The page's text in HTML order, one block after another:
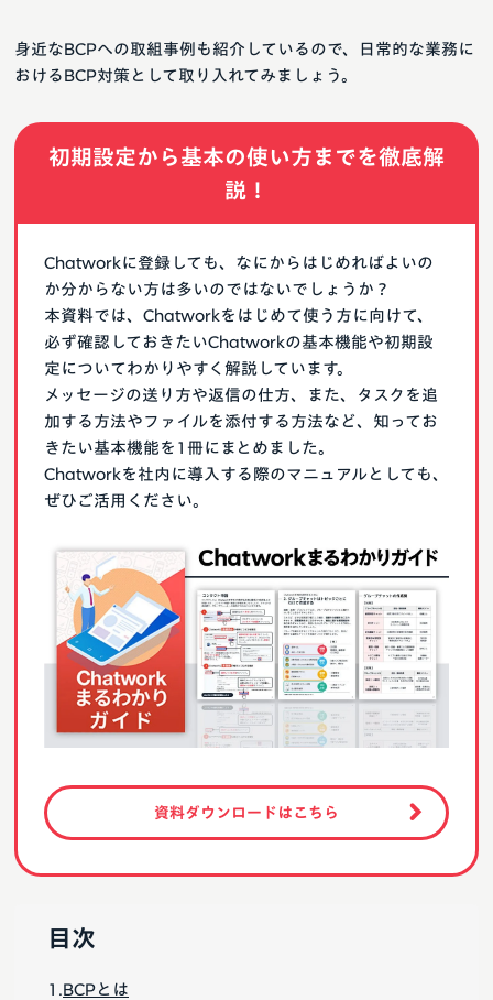
身近なBCPへの取組事例も紹介しているので、日常的な業務に
おけるBCP対策として取り入れてみましょう。
初期設定から基本の使い方までを徹底解
説！
Chatworkに登録しても、なにからはじめればよいの
か分からない方は多いのではないでしょうか？
本資料では、Chatworkをはじめて使う方に向けて、
必ず確認しておきたいChatworkの基本機能や初期設
定についてわかりやすく解説しています。
メッセージの送り方や返信の仕方、また、タスクを追
加する方法やファイルを添付する方法など、知ってお
きたい基本機能を1冊にまとめました。
Chatworkを社内に導入する際のマニュアルとしても、
ぜひご活用ください。
資料ダウンロードはこちら
目次
BCPとは